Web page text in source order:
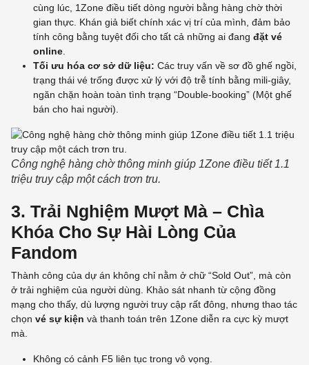
cùng lúc, 1Zone điều tiết dòng người bằng hàng chờ thời
gian thực. Khán giả biết chính xác vị trí của mình, đảm bảo
tính công bằng tuyệt đối cho tất cả những ai đang đặt vé
online
Tối ưu hóa cơ sở dữ liệu: Các truy vấn về sơ đồ ghế ngồi,
trạng thái vé trống được xử lý với độ trễ tính bằng mili-giây,
ngăn chặn hoàn toàn tình trạng “Double-booking” (Một ghế
bán cho hai người).
Công nghệ hàng chờ thông minh giúp 1Zone điều tiết 1.1
triệu truy cập một cách trơn tru.
3. Trải Nghiệm Mượt Mà – Chìa
Khóa Cho Sự Hài Lòng Của
Fandom
Thành công của dự án không chỉ nằm ở chữ “Sold Out”, mà còn
ở trải nghiệm của người dùng. Khảo sát nhanh từ cộng đồng
mạng cho thấy, dù lượng người truy cập rất đông, nhưng thao tác
chọn vé sự kiện và thanh toán trên 1Zone diễn ra cực kỳ mượt
mà.
Không có cảnh F5 liên tục trong vô vọng.